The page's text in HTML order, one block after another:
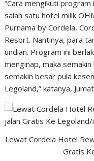
“Cara mengikuti
salah satu hotel milik
Purnama by Cordela,
Resort. Nantinya, para
undian. Program ini
menginap, maka
semakin besar pula
Legoland,” katanya,
Lewat Cordela Hotel
Gratis